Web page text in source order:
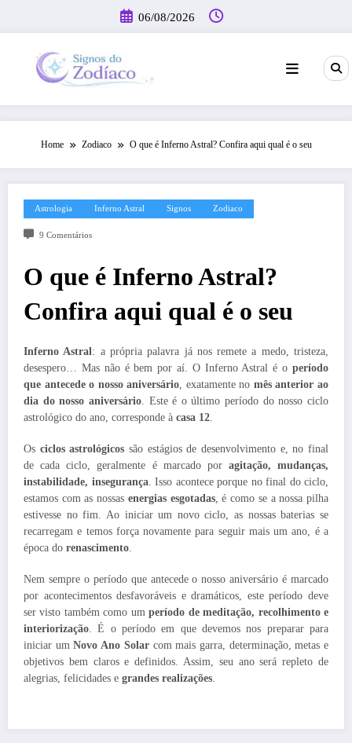
o
06/08/2026
Home Zodiaco O que é Inferno Astral? Confira aqui qual é o seu
Astrologia Inferno Astral Signos Zodiaco
9 Comentários
O que é Inferno Astral?
Confira aqui qual é o seu
Inferno Astral: a própria palavra já nos remete a medo, tristeza,
desespero… Mas não é bem por aí. O Inferno Astral é o período
que antecede o nosso aniversário , exatamente no mês anterior ao
dia do nosso aniversário. Este é o último período do nosso ciclo
astrológico do ano, corresponde à casa 12
Os ciclos astrológicos são estágios de desenvolvimento e, no final
de cada ciclo, geralmente é marcado por agitação, mudanças,
instabilidade, insegurança. Isso acontece porque no final do ciclo,
estamos com as nossas energias esgotadas, é como se a nossa pilha
estivesse no fim. Ao iniciar um novo ciclo, as nossas baterias se
recarregam e temos força novamente para seguir mais um ano, é a
época do renascimento
Nem sempre o período que antecede o nosso aniversário é marcado
por acontecimentos desfavoráveis e dramáticos, este período deve
ser visto também como umperíodo de meditação, recolhimento e
interiorização . É o período em que devemos nos preparar para
iniciar umNovo Ano Solarcom mais garra, determinação, metas e
objetivos bem claros e definidos. Assim, seu ano será repleto de
alegrias, felicidades e grandes realizações